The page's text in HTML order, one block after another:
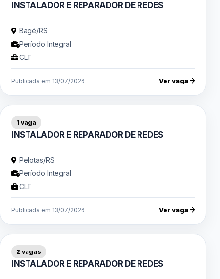
INSTALADOR E REPARADOR DE REDES
Bagé/RS
Período Integral
CLT
Publicada em 13/07/2026 Ver vaga
1 vaga
INSTALADOR E REPARADOR DE REDES
Pelotas/RS
Período Integral
CLT
Publicada em 13/07/2026 Ver vaga
2 vagas
INSTALADOR E REPARADOR DE REDES